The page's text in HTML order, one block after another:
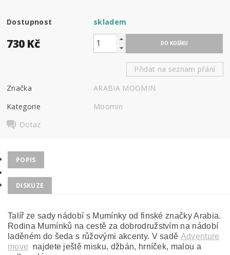
Dostupnost skladem
730 Kč
Přidat na seznam přání
Značka
ARABIA MOOMIN
Kategorie
Moomin
Dotaz
POPIS
DISKUZE
Talíř ze sady nádobí s Mumínky od finské značky Arabia.
Rodina Mumínků na cestě za dobrodružstvím na nádobí
laděném do šeda s růžovými akcenty. V sadě Adventure
move najdete ještě misku, džbán, hrníček, malou a